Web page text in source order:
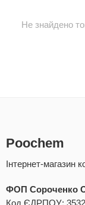
Не знайдено
Poochem
Інтернет-магазин
ФОП Сороченко
Код ЄДРПОУ: